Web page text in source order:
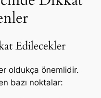
Edilecekler
oldukça önemlidir.
bazı noktalar: